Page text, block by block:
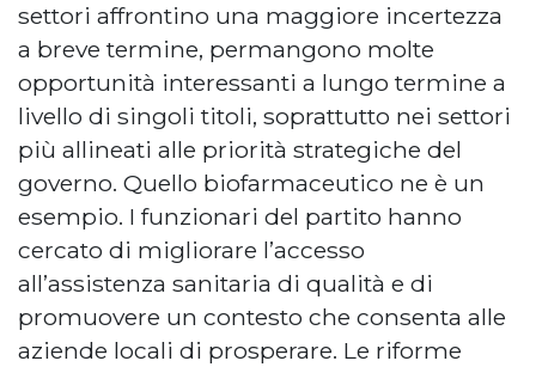
settori affrontino una maggiore incertezza
a breve termine, permangono molte
opportunità interessanti a lungo termine a
livello di singoli titoli, soprattutto nei settori
più allineati alle priorità strategiche del
governo. Quello biofarmaceutico ne è un
esempio. I funzionari del partito hanno
cercato di migliorare l’accesso
all’assistenza sanitaria di qualità e di
promuovere un contesto che consenta alle
aziende locali di prosperare. Le riforme